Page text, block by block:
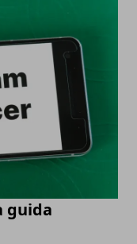
guida